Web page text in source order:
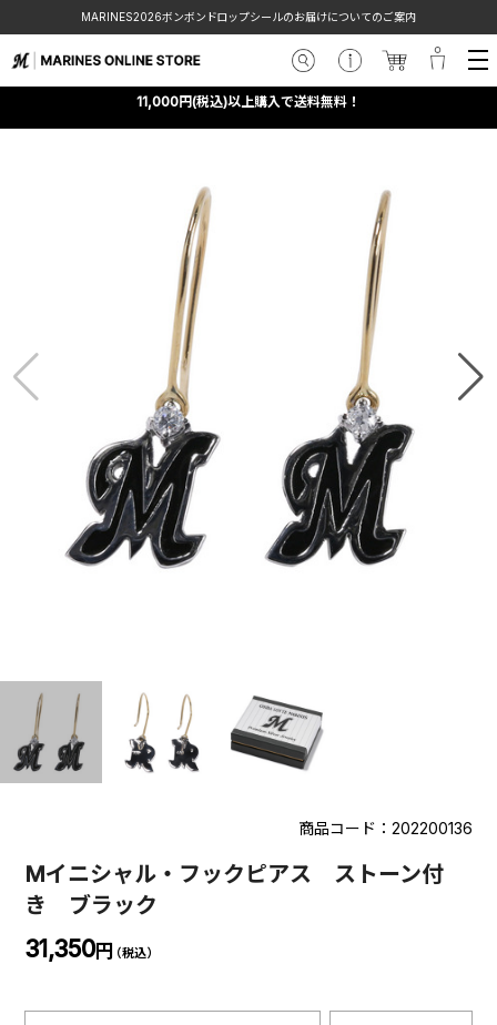
MARINES2026ボンボンドロップシールのお届けについてのご案内
11,000円(税込)以上購入で送料無料！
商品コード：202200136
Mイニシャル・フックピアス ストーン付
き ブラック
31,350円 （税込）